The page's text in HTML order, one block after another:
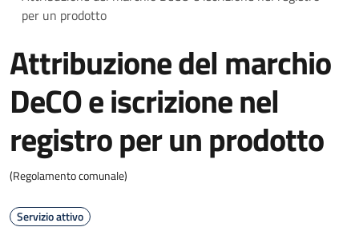
per un prodotto
Attribuzione del marchio
DeCO e iscrizione nel
registro per un prodotto
(Regolamento comunale)
Servizio attivo